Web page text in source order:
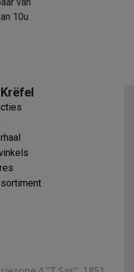
Accessoires
Stofzuigerzakken
10u